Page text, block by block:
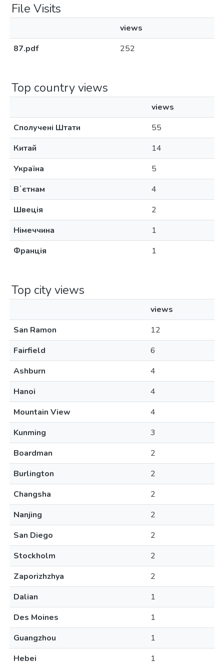
File Visits
views
87.pdf
252
Top country views
views
Сполучені Штати
55
Китай
14
Україна
5
Вʼєтнам
4
Швеція
2
Німеччина
1
Франція
1
Top city views
views
San Ramon
12
Fairfield
6
Ashburn
4
Hanoi
4
Mountain View
4
Kunming
3
Boardman
2
Burlington
2
Changsha
2
Nanjing
2
San Diego
2
Stockholm
2
Zaporizhzhya
2
Dalian
1
Des Moines
1
Guangzhou
1
Hebei
1